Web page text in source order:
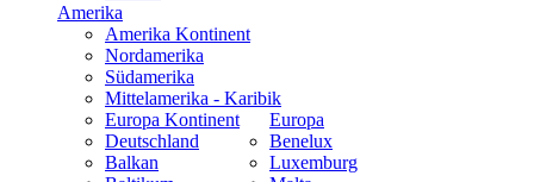
Amerika
Amerika Kontinent
Nordamerika
Südamerika
Mittelamerika - Karibik
Europa
Europa Kontinent
Deutschland
Balkan
Benelux
Luxemburg